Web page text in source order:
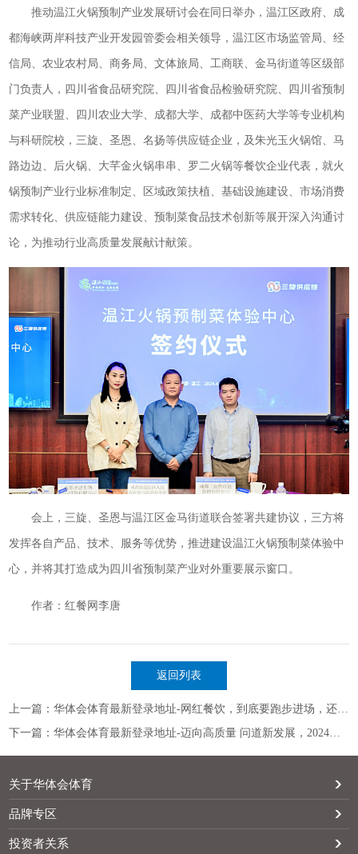
推动温江火锅预制产业发展研讨会在同日举办，温江区政府、成
都海峡两岸科技产业开发园管委会相关领导，温江区市场监管局、经
信局、农业农村局、商务局、文体旅局、工商联、金马街道等区级部
门负责人，四川省食品研究院、四川省食品检验研究院、四川省预制
菜产业联盟、四川农业大学、成都大学、成都中医药大学等专业机构
与科研院校，三旋、圣恩、名扬等供应链企业，及朱光玉火锅馆、马
路边边、后火锅、大芊金火锅串串、罗二火锅等餐饮企业代表，就火
锅预制产业行业标准制定、区域政策扶植、基础设施建设、市场消费
需求转化、供应链能力建设、预制菜食品技术创新等展开深入沟通讨
论，为推动行业高质量发展献计献策。
会上，三旋、圣恩与温江区金马街道联合签署共建协议，三方将
发挥各自产品、技术、服务等优势，推进建设温江火锅预制菜体验中
心，并将其打造成为四川省预制菜产业对外重要展示窗口。
作者：红餐网李唐
返回列表
关于华体会体育
品牌专区
投资者关系